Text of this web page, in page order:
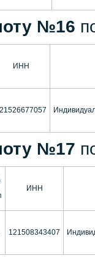
№16
ИНН
№17
ИНН
121508343407